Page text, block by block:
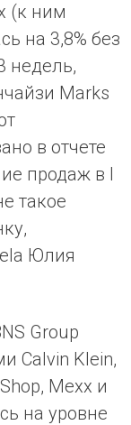
(к ним
на 3,8% без
недель,
Marks
в отчете
продаж в I
такое
Юлия
Group
Calvin Klein,
Mexx и
на уровне